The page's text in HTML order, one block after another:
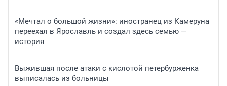
«Мечтал о большой жизни»: иностранец из Камеруна
переехал в Ярославль и создал здесь семью —
история
Выжившая после атаки с кислотой петербурженка
выписалась из больницы